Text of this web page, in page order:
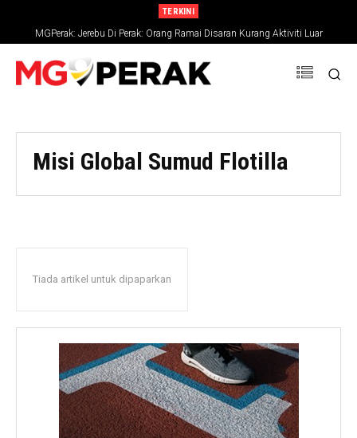
TERKINI
MGPerak: Jerebu Di Perak: Orang Ramai Disaran Kurang Aktiviti Luar
Misi Global Sumud Flotilla
Tiada artikel untuk dipaparkan